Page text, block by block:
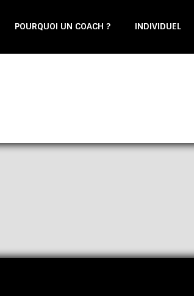
POURQUOI UN COACH ? INDIVIDUEL